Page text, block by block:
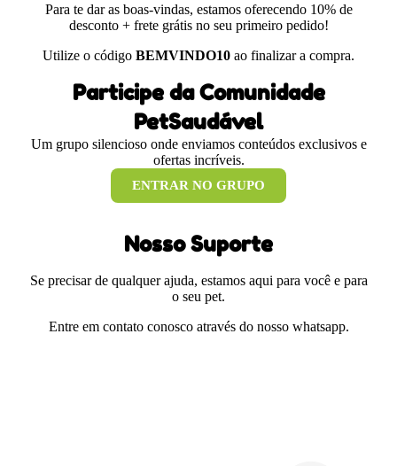
Para te dar as boas-vindas, estamos oferecendo 10% de
desconto + frete grátis no seu primeiro pedido!
Utilize o código BEMVINDO10 ao finalizar a compra.
Participe da Comunidade
PetSaudável
Um grupo silencioso onde enviamos conteúdos exclusivos e
ofertas incríveis.
ENTRAR NO GRUPO
Nosso Suporte
Se precisar de qualquer ajuda, estamos aqui para você e para
o seu pet.
Entre em contato conosco através do nosso whatsapp.